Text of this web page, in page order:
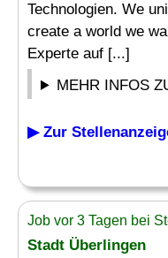
Technologien. We
create a world we
Experte auf [...]
MEHR INFOS
▶ Zur
Job vor 3 Tagen bei
Stadt Überlingen